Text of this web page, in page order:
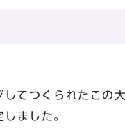
てつくられたこの
ました。